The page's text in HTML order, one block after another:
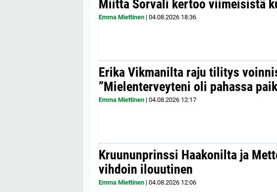
Miitta Sorvali kertoo viimeisistä
Emma Miettinen | 04.08.2026 18:36
Erika Vikmanilta raju tilitys
”Mielenterveyteni oli pahassa
Emma Miettinen | 04.08.2026 12:17
Kruununprinssi Haakonilta ja
vihdoin ilouutinen
Emma Miettinen | 04.08.2026 12:06